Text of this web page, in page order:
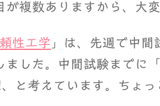
複数ありますから、大変
性工学 」は、先週で中間
ました。中間試験までに
、と考えています。ちょ